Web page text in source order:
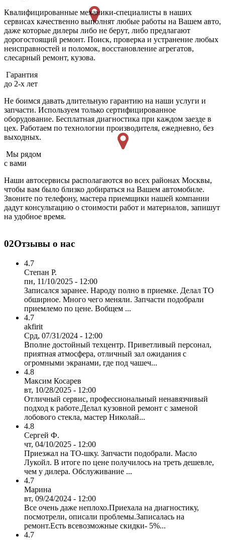
Квалифицированные механики-специалисты в наших
сервисах качественно выполнят любые работы на Вашем авто,
даже которые дилеры либо не берут, либо предлагают
дорогостоящий ремонт. Поиск, проверка и устранение любых
неисправностей и поломок, восстановление агрегатов,
слесарный ремонт, кузова.
Гарантия
до 2-х лет
Не боимся давать длительную гарантию на наши услуги и
запчасти. Используем только сертифицированное
оборудование. Бесплатная диагностика при каждом заезде в
цех. Работаем по технологии производителя, ежедневно, без
выходных.
Мы рядом
с вами
Наши автосервисы располагаются во всех районах Москвы,
чтобы вам было близко добираться на Вашем автомобиле.
Звоните по телефону, мастера приемщики нашей компании
дадут консультацию о стоимости работ и материалов, запишут
на удобное время.
02Отзывы о нас
4.7
Степан Р.
пн, 11/10/2025 - 12:00
Записался заранее. Народу полно в приемке. Делал ТО
обширное. Много чего меняли. Запчасти подобрали
приемлемо по цене. Вобщем ...
4.7
akfirit
Срд, 07/31/2024 - 12:00
Вполне достойный техцентр. Приветливый персонал,
приятная атмосфера, отличный зал ожидания с
огромными экранами, где под чашеч...
4.8
Максим Косарев
вт, 10/28/2025 - 12:00
Отличный сервис, профессиональный ненавязчивый
подход к работе.Делал кузовной ремонт с заменой
лобового стекла, мастер Николай...
4.8
Сергей Ф.
чт, 04/10/2025 - 12:00
Приезжал на ТО-шку. Запчасти подобрали. Масло
Лукойл. В итоге по цене получилось на треть дешевле,
чем у дилера. Обслуживание ...
4.7
Марина
вт, 09/24/2024 - 12:00
Все очень даже неплохо.Приехала на диагностику,
посмотрели, описали проблемы.Записалась на
ремонт.Есть всевозможные скидки- 5%...
4.7